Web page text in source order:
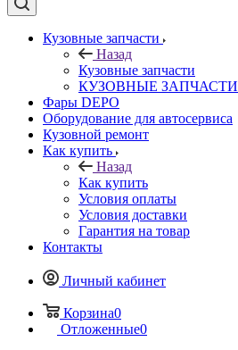
Кузовные запчасти
Назад
Кузовные запчасти
КУЗОВНЫЕ
Фары DEPO
Оборудование для автосервиса
Кузовной ремонт
Как купить
Назад
Как купить
Условия оплаты
Условия доставки
Гарантия на товар
Контакты
Личный кабинет
Корзина0
Отложенные0